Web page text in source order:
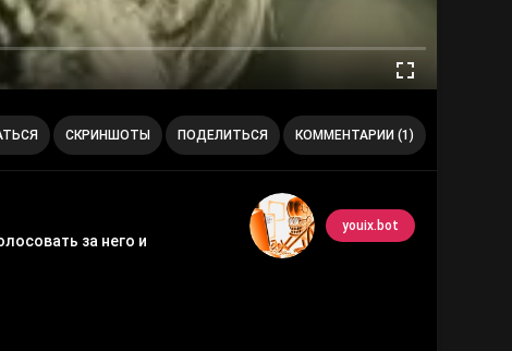
СКРИНШОТЫ ПОДЕЛИТЬСЯ КОММЕНТАРИИ (1)
youix.bot
за него и